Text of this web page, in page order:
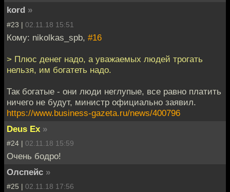
kord »
#23 | 02.11.18 15:51
Кому: nikolkas_spb, #16
> Плюс денег надо, а уважаемых людей трогать
нельзя, им богатеть надо.
Так богатые - они люди неглупые, все равно платить
ничего не будут, министр официально заявил.
https://www.business-gazeta.ru/news/400796
Deus Ex »
#24 | 02.11.18 15:59
Очень бодро!
Олспейс »
#25 | 02.11.18 17:56